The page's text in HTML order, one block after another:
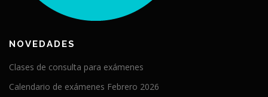
NOVEDADES
Clases de consulta para exámenes
Calendario de exámenes Febrero 2026